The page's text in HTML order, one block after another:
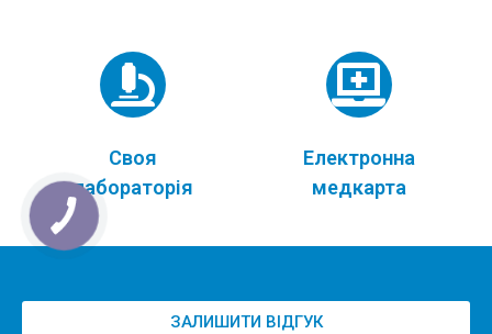
Своя
лабораторія
Електронна
медкарта
ЗАЛИШИТИ ВІДГУК